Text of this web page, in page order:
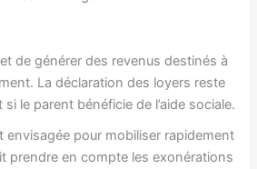
de générer des revenus destinés à
La déclaration des loyers reste
le parent bénéficie de l’aide sociale.
envisagée pour mobiliser rapidement
prendre en compte les exonérations